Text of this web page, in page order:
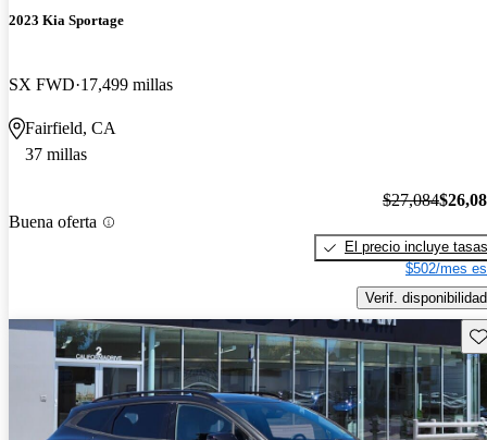
2023 Kia Sportage
SX FWD 17,499 millas
Fairfield, CA
37 millas
Buena oferta
$27,084
El precio incluye tasas
$502/mes
Verif. disponibilidad